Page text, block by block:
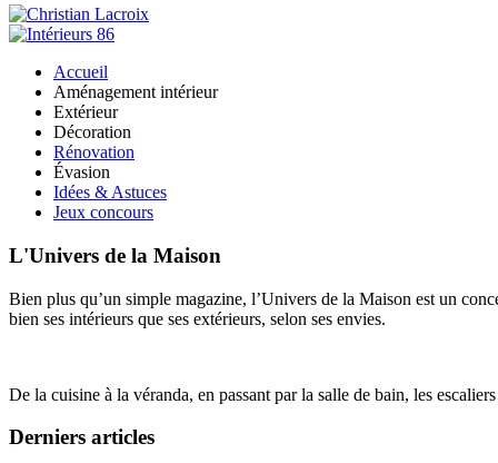
Accueil
Aménagement intérieur
Extérieur
Décoration
Rénovation
Évasion
Idées & Astuces
Jeux concours
L'Univers de la Maison
Bien plus qu’un simple magazine, l’Univers de la Maison est un
bien ses intérieurs que ses extérieurs, selon ses envies.
De la cuisine à la véranda, en passant par la salle de bain, les
Derniers articles